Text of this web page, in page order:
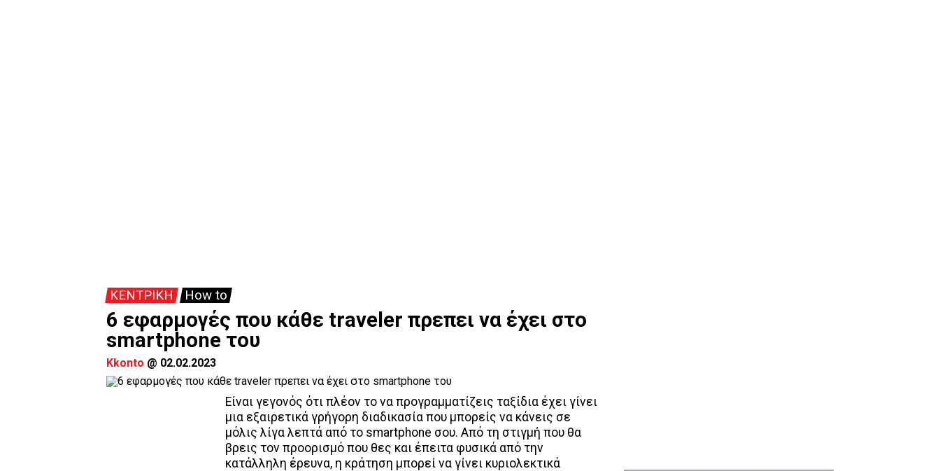
ΚΕΝΤΡΙΚΗ How to
6 εφαρμογές που κάθε traveler πρεπει να έχει στο
smartphone του
Kkonto @ 02.02.2023
Είναι γεγονός ότι πλέον το να προγραμματίζεις ταξίδια έχει γίνει
μια εξαιρετικά γρήγορη διαδικασία που μπορείς να κάνεις σε
μόλις λίγα λεπτά από το smartphone σου. Από τη στιγμή που θα
βρεις τον προορισμό που θες και έπειτα φυσικά από την
κατάλληλη έρευνα, η κράτηση μπορεί να γίνει κυριολεκτικά